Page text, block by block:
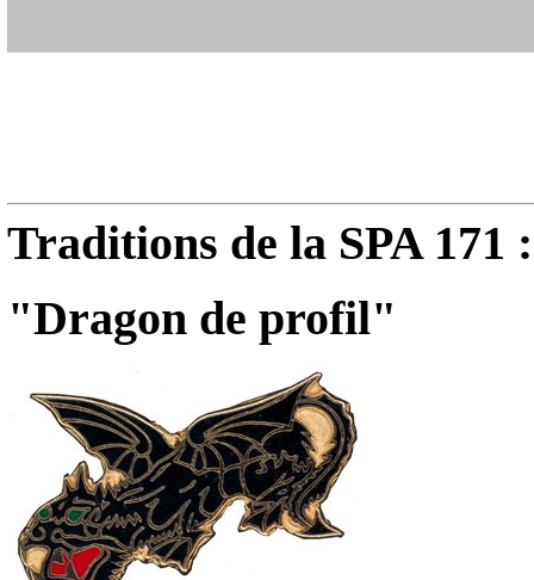
Traditions de la SPA 171 :
"Dragon de profil"